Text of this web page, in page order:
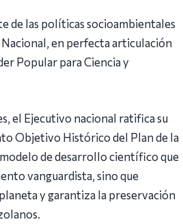
de las políticas socioambientales
en perfecta articulación
Popular para Ciencia y
el Ejecutivo nacional ratifica su
Objetivo Histórico del Plan de la
de desarrollo científico que
vanguardista, sino que
y garantiza la preservación